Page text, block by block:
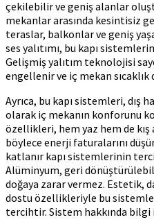
çekilebilir ve geniş alanlar
mekanlar arasında kesintisiz
teraslar, balkonlar ve geniş
ses yalıtımı, bu kapı
Gelişmiş yalıtım teknolojisi
engellenir ve iç mekan sıcaklık
Ayrıca, bu kapı sistemleri, dış
olarak iç mekanın konforunu
özellikleri, hem yaz hem de
böylece enerji faturalarını
katlanır kapı sistemlerinin
Alüminyum, geri
doğaya zarar vermez. Estetik,
dostu özellikleriyle bu
tercihtir. Sistem hakkında